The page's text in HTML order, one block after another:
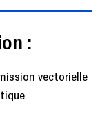
:
vectorielle